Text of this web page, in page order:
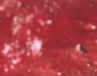
Bygkage
ribssirup